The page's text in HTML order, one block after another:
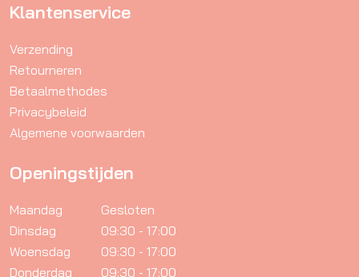
Klantenservice
Verzending
Retourneren
Betaalmethodes
Privacybeleid
Algemene voorwaarden
Openingstijden
Maandag
Gesloten
Dinsdag
09:30 - 17:00
Woensdag
09:30 - 17:00
Donderdag
09:30 - 17:00